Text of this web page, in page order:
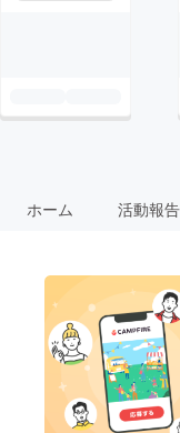
ホーム 活動報告